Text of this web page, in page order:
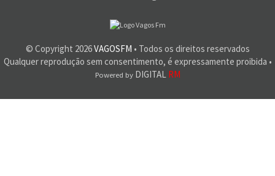
© Copyright 2026VAGOSFM • Todos os direitos reservados
Qualquer reprodução sem consentimento, é expressamente proibida •
Powered byDIGITAL RM